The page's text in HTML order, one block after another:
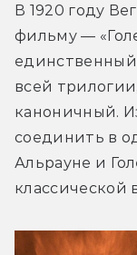
В 1920 году
фильму —
всей
каноничный.
соединить в
Альрауне и
классической